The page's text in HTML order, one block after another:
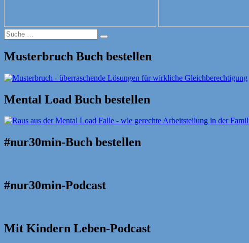
Suche
nach:
Suche
Musterbruch Buch bestellen
Mental Load Buch bestellen
#nur30min-Buch bestellen
#nur30min-Podcast
Mit Kindern Leben-Podcast